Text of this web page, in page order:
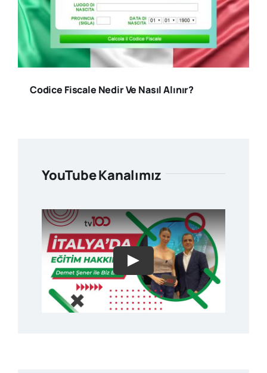
Codice Fiscale Nedir Ve Nasıl Alınır?
YouTube Kanalımız